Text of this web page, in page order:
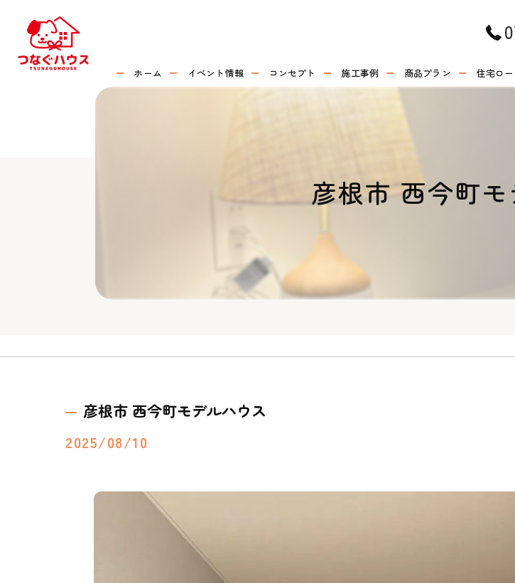
ホーム イベント情報 コンセプト 施工事例 商品プラン 住宅ロ
彦根市 西今町
彦根市 西今町モデルハウス
2025/08/10